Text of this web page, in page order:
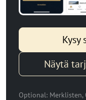
Näytä
Optional: Merklisten,